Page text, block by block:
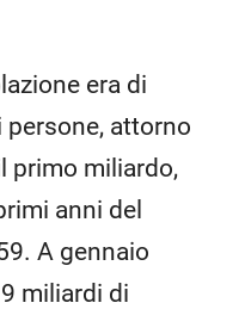
era di
attorno
primo miliardo,
anni del
A gennaio
miliardi di